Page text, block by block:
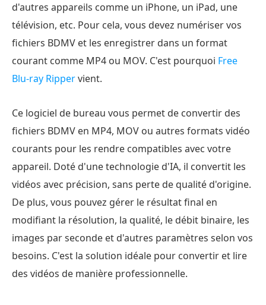
d'autres appareils comme un iPhone, un iPad, une
télévision, etc. Pour cela, vous devez numériser vos
fichiers BDMV et les enregistrer dans un format
courant comme MP4 ou MOV. C'est pourquoi Free
Blu-ray Rippervient.
Ce logiciel de bureau vous permet de convertir des
fichiers BDMV en MP4, MOV ou autres formats vidéo
courants pour les rendre compatibles avec votre
appareil. Doté d'une technologie d'IA, il convertit les
vidéos avec précision, sans perte de qualité d'origine.
De plus, vous pouvez gérer le résultat final en
modifiant la résolution, la qualité, le débit binaire, les
images par seconde et d'autres paramètres selon vos
besoins. C'est la solution idéale pour convertir et lire
des vidéos de manière professionnelle.